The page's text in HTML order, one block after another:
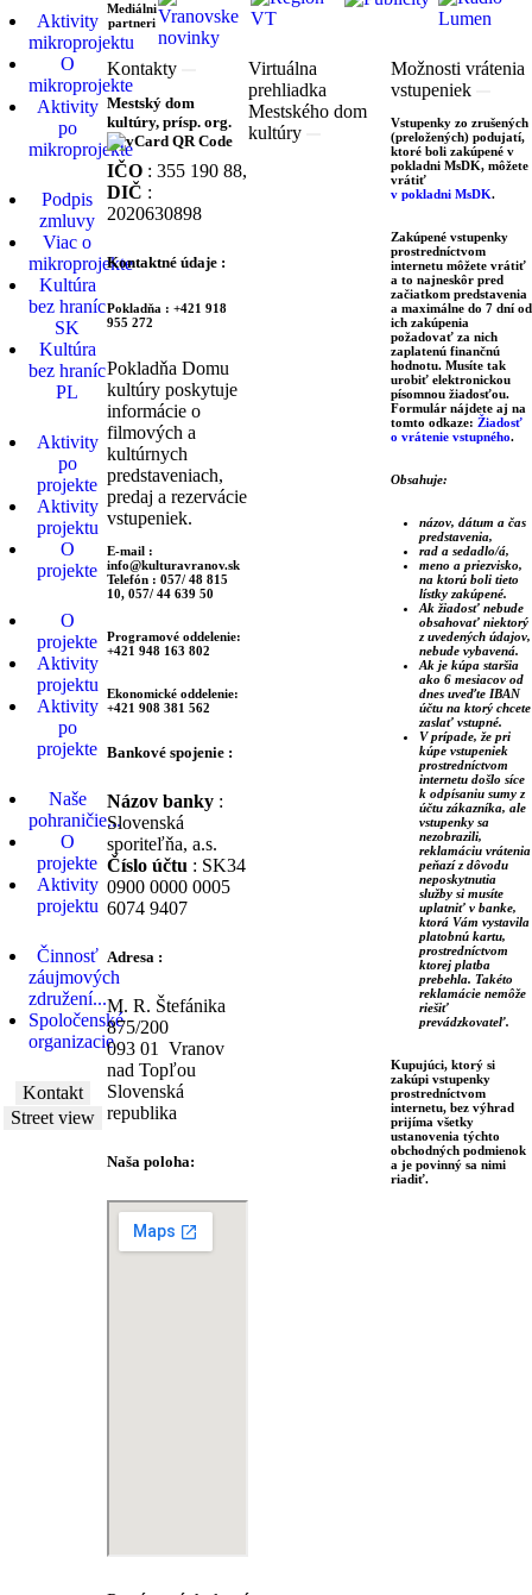
Aktivity
mikroprojektu
O
mikroprojekte
Aktivity
po
mikroprojekte
Podpis
zmluvy
Viac o
mikroprojekte
Kultúra
bez hraníc
SK
Kultúra
bez hraníc
PL
Aktivity
po
projekte
Aktivity
projektu
O
projekte
O
projekte
Aktivity
projektu
Aktivity
po
projekte
Naše
pohraničie...
O
projekte
Aktivity
projektu
Činnosť
záujmových
združení...
Spoločenské
organizacie
Kontakt
Street view
Mediálni
partneri
Kontakty
Mestský dom
kultúry, prísp. org.
IČO : 355 190 88,
DIČ :
2020630898
Kontaktné údaje :
Pokladňa : +421 918
955 272
Pokladňa Domu
kultúry poskytuje
informácie o
filmových a
kultúrnych
predstaveniach,
predaj a rezervácie
vstupeniek.
E-mail :
info@kulturavranov.sk
Telefón : 057/ 48 815
10, 057/ 44 639 50
Programové oddelenie:
+421 948 163 802
Ekonomické oddelenie:
+421 908 381 562
Bankové spojenie :
Názov banky :
Slovenská
sporiteľňa, a.s.
Číslo účtu : SK34
0900 0000 0005
6074 9407
Adresa :
M. R. Štefánika
875/200
093 01 Vranov
nad Topľou
Slovenská
republika
Naša poloha:
Virtuálna
prehliadka
Mestského dom
kultúry
Možnosti vrátenia
vstupeniek
Vstupenky zo zrušených
(preložených) podujatí,
ktoré boli zakúpené v
pokladni MsDK, môžete
vrátiť
v pokladni MsDK.
Zakúpené vstupenky
prostredníctvom
internetu môžete vrátiť
a to najneskôr pred
začiatkom predstavenia
a maximálne do 7 dní od
ich zakúpenia
požadovať za nich
zaplatenú finančnú
hodnotu. Musíte tak
urobiť elektronickou
písomnou žiadosťou.
Formulár nájdete aj na
tomto odkaze: Žiadosť
o vrátenie vstupného.
Obsahuje:
názov, dátum a čas
predstavenia,
rad a sedadlo/á,
meno a priezvisko,
na ktorú boli tieto
lístky zakúpené.
Ak žiadosť nebude
obsahovať niektorý
z uvedených údajov,
nebude vybavená.
Ak je kúpa staršia
ako 6 mesiacov od
dnes uveďte IBAN
účtu na ktorý chcete
zaslať vstupné.
V prípade, že pri
kúpe vstupeniek
prostredníctvom
internetu došlo síce
k odpísaniu sumy z
účtu zákazníka, ale
vstupenky sa
nezobrazili,
reklamáciu vrátenia
peňazí z dôvodu
neposkytnutia
služby si musíte
uplatniť v banke,
ktorá Vám vystavila
platobnú kartu,
prostredníctvom
ktorej platba
prebehla. Takéto
reklamácie nemôže
riešiť
prevádzkovateľ.
Kupujúci, ktorý si
zakúpi vstupenky
prostredníctvom
internetu, bez výhrad
prijíma všetky
ustanovenia týchto
obchodných podmienok
a je povinný sa nimi
riadiť.